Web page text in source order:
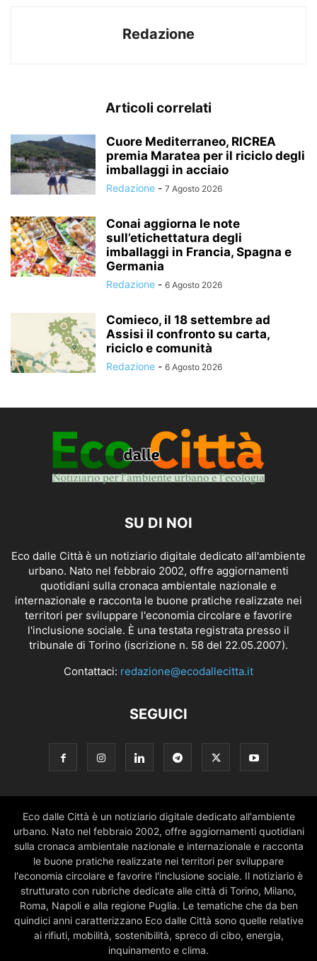
Redazione
Articoli correlati
Cuore Mediterraneo, RICREA
premia Maratea per il riciclo degli
imballaggi in acciaio
Redazione - 7 Agosto 2026
Conai aggiorna le note
sull’etichettatura degli
imballaggi in Francia, Spagna e
Germania
Redazione - 6 Agosto 2026
Comieco, il 18 settembre ad
Assisi il confronto su carta,
riciclo e comunità
Redazione - 6 Agosto 2026
SU DI NOI
Eco dalle Città è un notiziario digitale dedicato all'ambiente
urbano. Nato nel febbraio 2002, offre aggiornamenti
quotidiani sulla cronaca ambientale nazionale e
internazionale e racconta le buone pratiche realizzate nei
territori per sviluppare l'economia circolare e favorire
l'inclusione sociale. È una testata registrata presso il
tribunale di Torino (iscrizione n. 58 del 22.05.2007).
Contattaci: redazione@ecodallecitta.it
SEGUICI
Eco dalle Città è un notiziario digitale dedicato all'ambiente
urbano. Nato nel febbraio 2002, offre aggiornamenti quotidiani
sulla cronaca ambientale nazionale e internazionale e racconta
le buone pratiche realizzate nei territori per sviluppare
l'economia circolare e favorire l'inclusione sociale. Il notiziario è
strutturato con rubriche dedicate alle città di Torino, Milano,
Roma, Napoli e alla regione Puglia. Le tematiche che da ben
quindici anni caratterizzano Eco dalle Città sono quelle relative
ai rifiuti, mobilità, sostenibilità, spreco di cibo, energia,
inquinamento e clima.